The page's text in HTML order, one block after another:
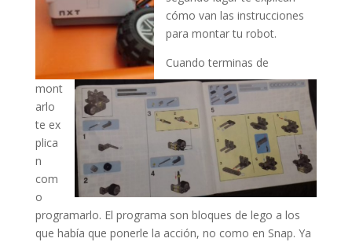
cómo van las instrucciones
para montar tu robot.
Cuando terminas de
mont
arlo
te ex
plica
n
com
o
programarlo. El programa son bloques de lego a los
que había que ponerle la acción, no como en Snap. Ya